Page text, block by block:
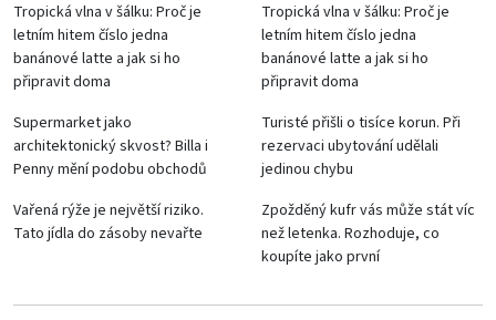
Tropická vlna v šálku: Proč je
letním hitem číslo jedna
banánové latte a jak si ho
připravit doma
Tropická vlna v šálku: Proč je
letním hitem číslo jedna
banánové latte a jak si ho
připravit doma
Supermarket jako
architektonický skvost? Billa i
Penny mění podobu obchodů
Turisté přišli o tisíce korun. Při
rezervaci ubytování udělali
jedinou chybu
Vařená rýže je největší riziko.
Tato jídla do zásoby nevařte
Zpožděný kufr vás může stát víc
než letenka. Rozhoduje, co
koupíte jako první